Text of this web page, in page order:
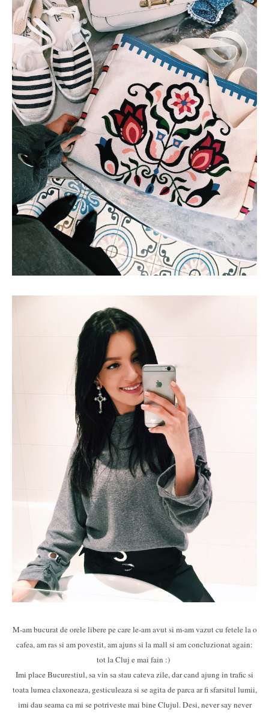
M-am bucurat de orele libere pe care le-am avut si m-am vazut cu fetele la o
cafea, am ras si am povestit, am ajuns si la mall si am concluzionat again:
tot la Cluj e mai fain :)
Imi place Bucurestiul, sa vin sa stau cateva zile, dar cand ajung in trafic si
toata lumea claxoneaza, gesticuleaza si se agita de parca ar fi sfarsitul lumii,
imi dau seama ca mi se potriveste mai bine Clujul. Desi, never say never